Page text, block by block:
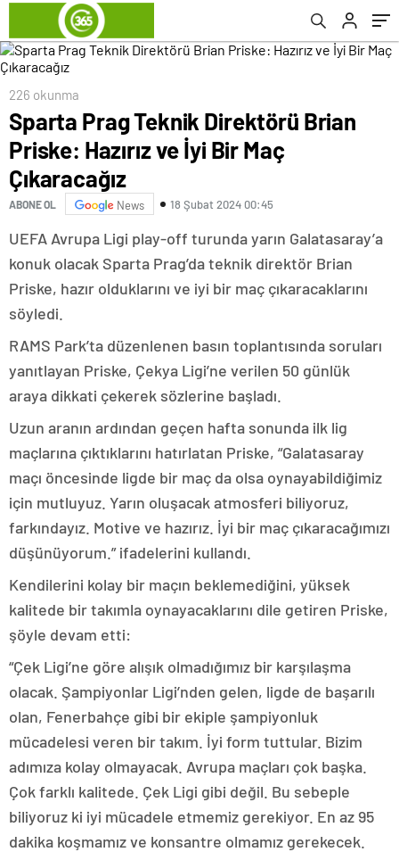
226 okunma
Sparta Prag Teknik Direktörü Brian
Priske: Hazırız ve İyi Bir Maç
Çıkaracağız
ABONE OL News 18 Şubat 2024 00:45
UEFA Avrupa Ligi play-off turunda yarın Galatasaray’a
konuk olacak Sparta Prag’da teknik direktör Brian
Priske, hazır olduklarını ve iyi bir maç çıkaracaklarını
söyledi.
RAMS Park’ta düzenlenen basın toplantısında soruları
yanıtlayan Priske, Çekya Ligi’ne verilen 50 günlük
araya dikkati çekerek sözlerine başladı.
Uzun aranın ardından geçen hafta sonunda ilk lig
maçlarına çıktıklarını hatırlatan Priske, “Galatasaray
maçı öncesinde ligde bir maç da olsa oynayabildiğimiz
için mutluyuz. Yarın oluşacak atmosferi biliyoruz,
farkındayız. Motive ve hazırız. İyi bir maç çıkaracağımızı
düşünüyorum.” ifadelerini kullandı.
Kendilerini kolay bir maçın beklemediğini, yüksek
kalitede bir takımla oynayacaklarını dile getiren Priske,
şöyle devam etti:
“Çek Ligi’ne göre alışık olmadığımız bir karşılaşma
olacak. Şampiyonlar Ligi’nden gelen, ligde de başarılı
olan, Fenerbahçe gibi bir ekiple şampiyonluk
mücadelesi veren bir takım. İyi form tuttular. Bizim
adımıza kolay olmayacak. Avrupa maçları çok başka.
Çok farklı kalitede. Çek Ligi gibi değil. Bu sebeple
biliyoruz ki iyi mücadele etmemiz gerekiyor. En az 95
dakika koşmamız ve konsantre olmamız gerekecek.
oyuncularımızın özgüveni artacak